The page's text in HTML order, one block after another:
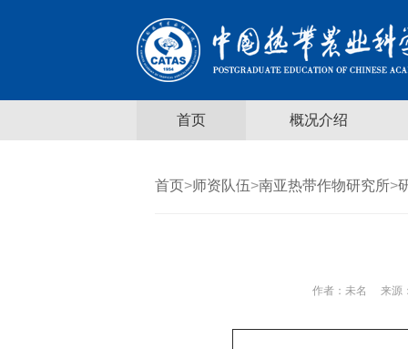
首页 概况介绍
首页>师资队伍>南亚热带作物研究所>
作者： 未名 来源